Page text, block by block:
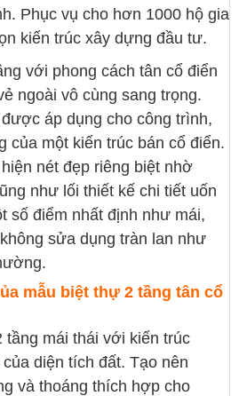
Phục vụ cho hơn 1000 hộ gia
kiến trúc xây dựng đầu tư.
với phong cách tân cổ điển
ngoài vô cùng sang trọng.
áp dụng cho công trình,
của một kiến trúc bán cổ điển.
nét đẹp riêng biệt nhờ
như lối thiết kế chi tiết uốn
số điểm nhất định như mái,
sửa dụng tràn lan như
mẫu biệt thự 2 tầng tân cổ
tầng mái thái với kiến trúc
diện tích đất. Tạo nên
và thoáng thích hợp cho